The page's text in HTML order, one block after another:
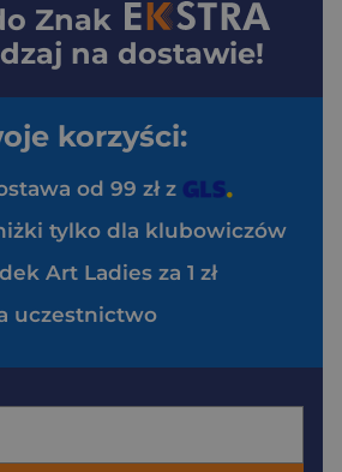
Znak
na dostawie!
korzyści:
od 99 zł z
tylko dla klubowiczów
Art Ladies za 1 zł
uczestnictwo